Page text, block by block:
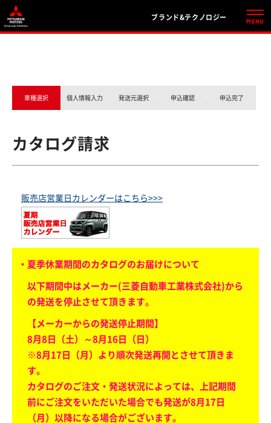
ブランド&テクノロジー
車種選択 個人情報入力 発送元選択 申込確認 申込完了
カタログ請求
販売店営業日カレンダーはこちら>>>
・夏季休業期間のカタログのお届けについて
以下期間中はメーカー(三菱自動車工業株式会社)から
の発送を停止させて頂きます。
【メーカーからの発送停止期間】
8月8日（土）～8月16日（日）
※8月17日（月）より順次発送再開とさせて頂きま
す。
カタログのご注文・発送状況によっては、上記期間
前にご注文をいただいた場合でも発送が8月17日
（月）以降になる場合がございます。